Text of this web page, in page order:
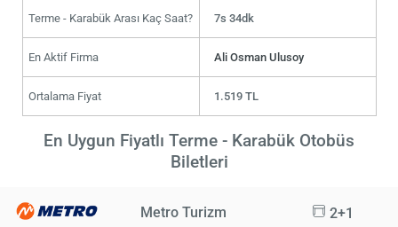
Terme - Karabük Arası Kaç Saat? 7s 34dk
En Aktif Firma Ali Osman Ulusoy
Ortalama Fiyat 1.519 TL
En Uygun Fiyatlı Terme - Karabük Otobüs
Biletleri
Metro Turizm 2+1